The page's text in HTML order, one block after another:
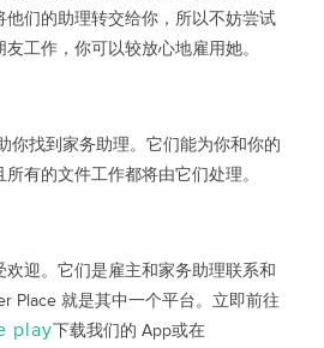
他们的助理转交给你，所以不妨尝试
工作，你可以较放心地雇用她。
你找到家务助理。它们能为你和你的
有的文件工作都将由它们处理。
迎。它们是雇主和家务助理联系和
Place 就是其中一个平台。立即前往
play下载我们的 App或在